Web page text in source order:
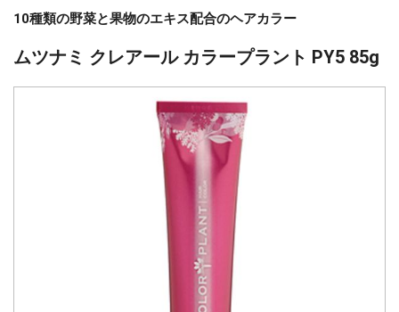
10種類の野菜と果物のエキス配合のヘアカラー
ムツナミ クレアール カラープラント PY5 85g